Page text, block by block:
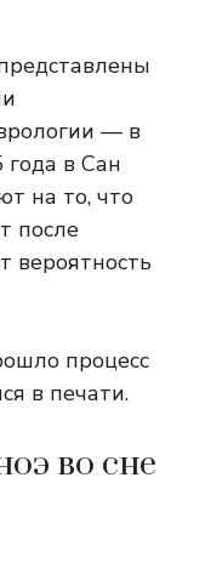
— в
в Сан
на то, что
после
вероятность
процесс
в печати.
во сне